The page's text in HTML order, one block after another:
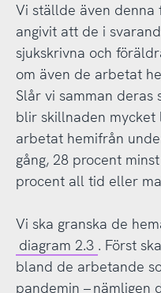
Vi ställde även
angivit att de i
sjukskrivna och
om även de arbetat
Slår vi samman
blir skillnaden
arbetat hemifrån
gång, 28 procent
procent all tid eller
Vi ska granska de
diagram 2.3 . Först
bland de arbetande
pandemin – nämligen